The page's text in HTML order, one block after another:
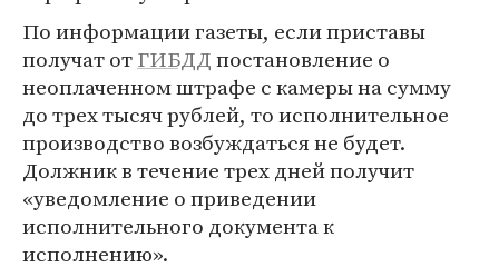
По информации газеты, если приставы
получат отГИБДДпостановление о
неоплаченном штрафе с камеры на сумму
до трех тысяч рублей, то исполнительное
производство возбуждаться не будет.
Должник в течение трех дней получит
«уведомление о приведении
исполнительного документа к
исполнению».